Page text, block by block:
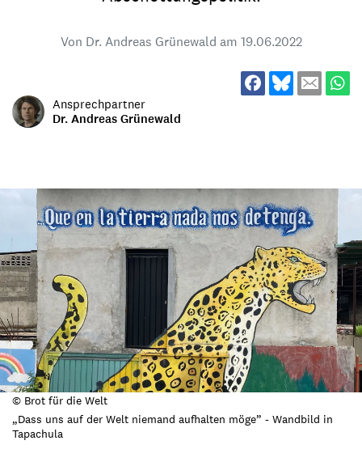
Von Dr. Andreas Grünewald am 19.06.2022
Ansprechpartner
Dr. Andreas Grünewald
© Brot für die Welt
„Dass uns auf der Welt niemand aufhalten möge” - Wandbild in
Tapachula